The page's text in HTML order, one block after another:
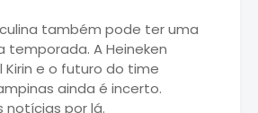
também pode ter uma
temporada. A Heineken
Kirin e o futuro do time
ainda é incerto.
notícias por lá.